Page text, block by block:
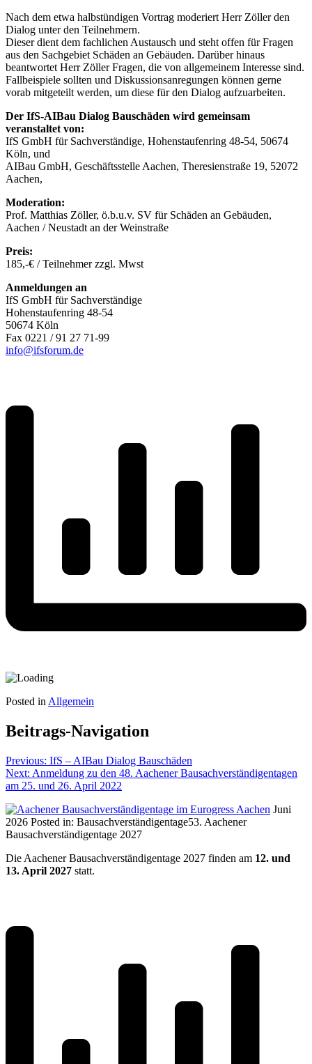
Nach dem etwa halbstündigen Vortrag moderiert Herr Zöller den
Dialog unter den Teilnehmern.
Dieser dient dem fachlichen Austausch und steht offen für Fragen
aus den Sachgebiet Schäden an Gebäuden. Darüber hinaus
beantwortet Herr Zöller Fragen, die von allgemeinem Interesse sind.
Fallbeispiele sollten und Diskussionsanregungen können gerne
vorab mitgeteilt werden, um diese für den Dialog aufzuarbeiten.
Der IfS-AIBau Dialog Bauschäden wird gemeinsam
veranstaltet von:
IfS GmbH für Sachverständige, Hohenstaufenring 48-54, 50674
Köln, und
AIBau GmbH, Geschäftsstelle Aachen, Theresienstraße 19, 52072
Aachen,
Moderation:
Prof. Matthias Zöller, ö.b.u.v. SV für Schäden an Gebäuden,
Aachen / Neustadt an der Weinstraße
Preis:
185,-€ / Teilnehmer zzgl. Mwst
Anmeldungen an
IfS GmbH für Sachverständige
Hohenstaufenring 48-54
50674 Köln
Fax 0221 / 91 27 71-99
info@ifsforum.de
Posted in Allgemein
Beitrags-Navigation
Previous: IfS – AIBau Dialog Bauschäden
Next: Anmeldung zu den 48. Aachener Bausachverständigentagen
am 25. und 26. April 2022
Juni
2026 Posted in: Bausachverständigentage53. Aachener
Bausachverständigentage 2027
Die Aachener Bausachverständigentage 2027 finden am 12. und
13. April 2027 statt.